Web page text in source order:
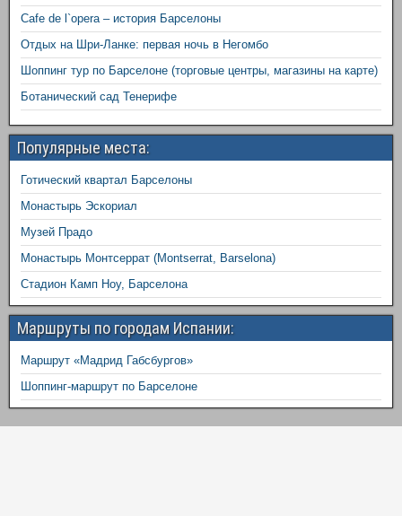
Cafe de l`opera – история Барселоны
Отдых на Шри-Ланке: первая ночь в Негомбо
Шоппинг тур по Барселоне (торговые центры, магазины на карте)
Ботанический сад Тенерифе
Популярные места:
Готический квартал Барселоны
Монастырь Эскориал
Музей Прадо
Монастырь Монтсеррат (Montserrat, Barselona)
Стадион Камп Ноу, Барселона
Маршруты по городам Испании:
Маршрут «Мадрид Габсбургов»
Шоппинг-маршрут по Барселоне